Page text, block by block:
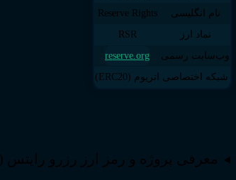
نام انگلیسی
Reserve Rights
نماد ارز
RSR
وب‌سایت رسمی
reserve.org
شبکه اختصاصی
اتریوم (ERC20)
معرفی پروژه و رمز ارز رزرو رایتس (Reserve Rights)